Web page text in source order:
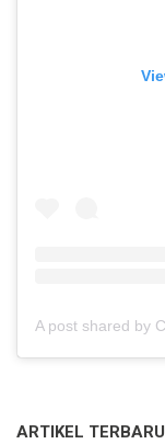
A post shared by
ARTIKEL TERBARU